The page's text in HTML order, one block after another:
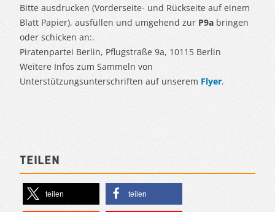
Bitte ausdrucken (Vorderseite- und Rückseite auf einem
Blatt Papier), ausfüllen und umgehend zur P9a bringen
oder schicken an:.
Piratenpartei Berlin, Pflugstraße 9a, 10115 Berlin
Weitere Infos zum Sammeln von
Unterstützungsunterschriften auf unserem Flyer.
Teilen
teilen teilen